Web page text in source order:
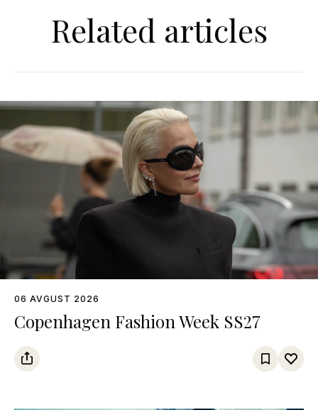
Related articles
06 AVGUST 2026
Copenhagen Fashion Week SS27